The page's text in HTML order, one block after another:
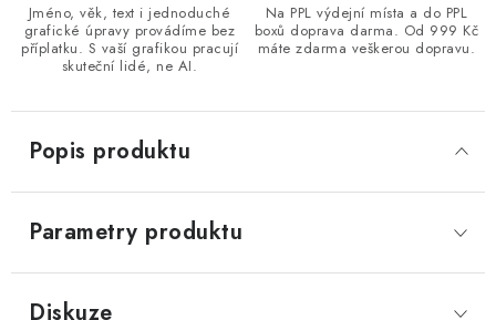
Jméno, věk, text i jednoduché
grafické úpravy provádíme bez
příplatku. S vaší grafikou pracují
skuteční lidé, ne AI.
Na PPL výdejní místa a do PPL
boxů doprava darma. Od 999 Kč
máte zdarma veškerou dopravu.
Popis produktu
Parametry produktu
Diskuze